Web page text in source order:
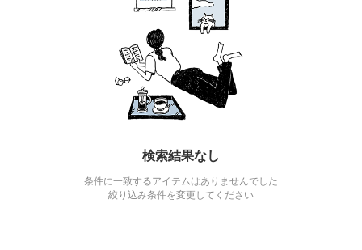
検索結果なし
条件に一致するアイテムはありませんでした
絞り込み条件を変更してください